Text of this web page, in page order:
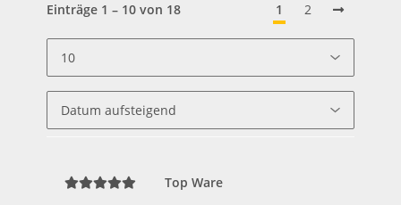
Einträge 1 – 10 von 18 1 2
Top Ware